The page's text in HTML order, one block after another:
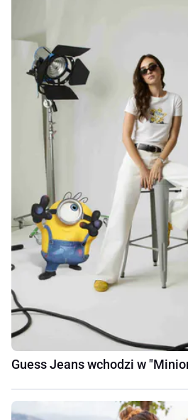
Guess Jeans wchodzi w